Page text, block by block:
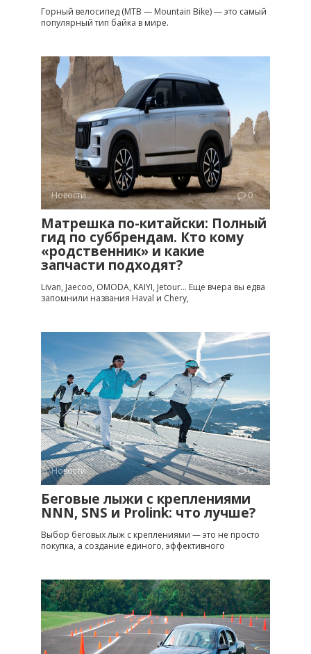
Горный велосипед (MTB — Mountain Bike) — это самый
популярный тип байка в мире.
Новости 0
Матрешка по-китайски: Полный
гид по суббрендам. Кто кому
«родственник» и какие
запчасти подходят?
Livan, Jaecoo, OMODA, KAIYI, Jetour… Еще вчера вы едва
запомнили названия Haval и Chery,
Новости 0
Беговые лыжи с креплениями
NNN, SNS и Prolink: что лучше?
Выбор беговых лыж с креплениями — это не просто
покупка, а создание единого, эффективного